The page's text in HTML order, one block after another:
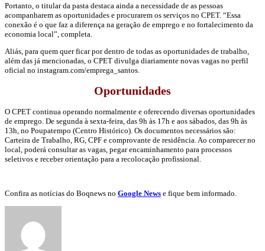
Portanto, o titular da pasta destaca ainda a necessidade de as pessoas
acompanharem as oportunidades e procurarem os serviços no CPET. “Essa
conexão é o que faz a diferença na geração de emprego e no fortalecimento da
economia local”, completa.
Aliás, para quem quer ficar por dentro de todas as oportunidades de trabalho,
além das já mencionadas, o CPET divulga diariamente novas vagas no perfil
oficial no instagram.com/emprega_santos.
Oportunidades
O CPET continua operando normalmente e oferecendo diversas oportunidades
de emprego. De segunda à sexta-feira, das 9h às 17h e aos sábados, das 9h às
13h, no Poupatempo (Centro Histórico). Os documentos necessários são:
Carteira de Trabalho, RG, CPF e comprovante de residência. Ao comparecer no
local, poderá consultar as vagas, pegar encaminhamento para processos
seletivos e receber orientação para a recolocação profissional.
Confira as notícias do Boqnews no Google News e fique bem informado.